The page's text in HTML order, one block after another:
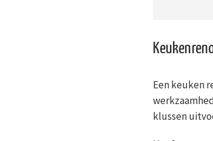
Een keuken
klussen